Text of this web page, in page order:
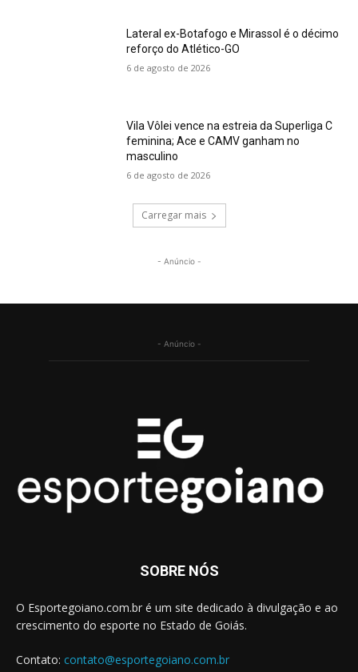
Lateral ex-Botafogo e Mirassol é o décimo
reforço do Atlético-GO
6 de agosto de 2026
Vila Vôlei vence na estreia da Superliga C
feminina; Ace e CAMV ganham no
masculino
6 de agosto de 2026
Carregar mais
- Anúncio -
- Anúncio -
SOBRE NÓS
O Esportegoiano.com.br é um site dedicado à divulgação e ao
crescimento do esporte no Estado de Goiás.
Contato: contato@esportegoiano.com.br